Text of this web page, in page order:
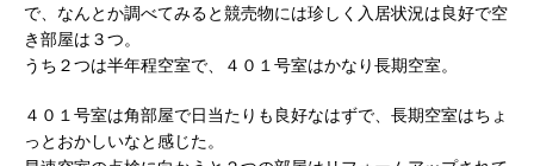
で、なんとか調べてみると競売物には珍しく入居状況は良好で空
き部屋は３つ。
うち２つは半年程空室で、４０１号室はかなり長期空室。
４０１号室は角部屋で日当たりも良好なはずで、長期空室はちょ
っとおかしいなと感じた。